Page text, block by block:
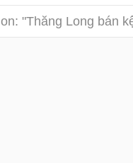
on: "Thăng Long bán